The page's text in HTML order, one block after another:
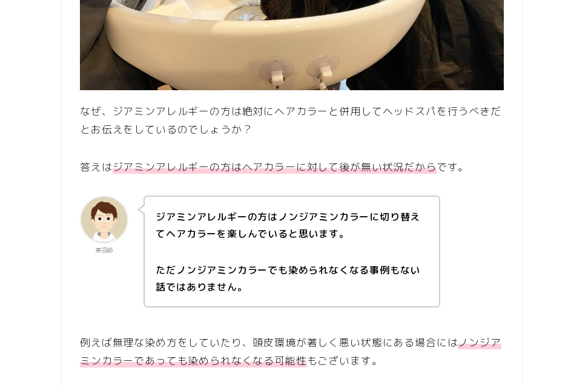
なぜ、ジアミンアレルギーの方は絶対にヘアカラーと併用してヘッドスパを行うべきだ
とお伝えをしているのでしょうか？
答えはジアミンアレルギーの方はヘアカラーに対して後が無い状況だからです。
美容師
ジアミンアレルギーの方はノンジアミンカラーに切り替え
てヘアカラーを楽しんでいると思います。
ただノンジアミンカラーでも染められなくなる事例もない
話ではありません。
例えば無理な染め方をしていたり、頭皮環境が著しく悪い状態にある場合にはノンジア
ミンカラーであっても染められなくなる可能性もございます。